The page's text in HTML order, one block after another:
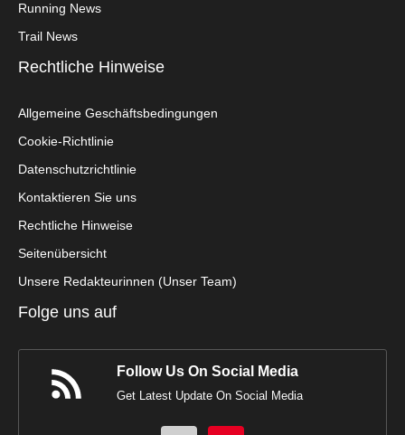
Running News
Trail News
Rechtliche Hinweise
Allgemeine Geschäftsbedingungen
Cookie-Richtlinie
Datenschutzrichtlinie
Kontaktieren Sie uns
Rechtliche Hinweise
Seitenübersicht
Unsere Redakteurinnen (Unser Team)
Folge uns auf
Follow Us On Social Media
Get Latest Update On Social Media